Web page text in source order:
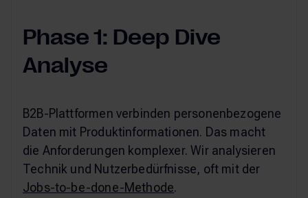
Phase 1: Deep Dive
Analyse
B2B-Plattformen verbinden personenbezogene
Daten mit Produktinformationen. Das macht
die Anforderungen komplexer. Wir analysieren
Technik und Nutzerbedürfnisse, oft mit der
Jobs-to-be-done-Methode.